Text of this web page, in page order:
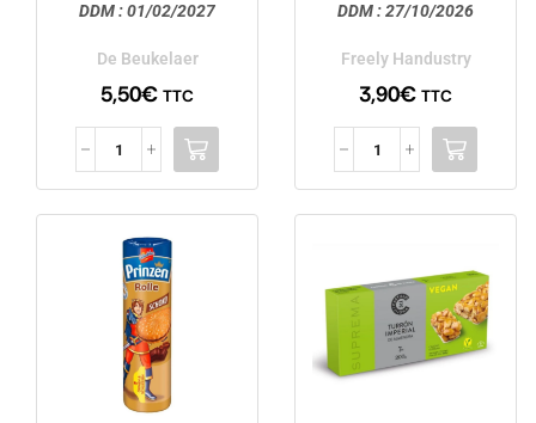
DDM :01/02/2027
De Beukelaer
5,50€ TTC
DDM : 27/10/2026
Freely Handustry
3,90€ TTC